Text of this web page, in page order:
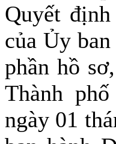
Quyết
của Ủy
phần hồ
Thành
ngày 01